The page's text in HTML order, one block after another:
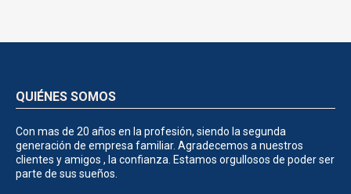
QUIÉNES SOMOS
Con mas de 20 años en la profesión, siendo la segunda
generación de empresa familiar. Agradecemos a nuestros
clientes y amigos , la confianza. Estamos orgullosos de poder ser
parte de sus sueños.